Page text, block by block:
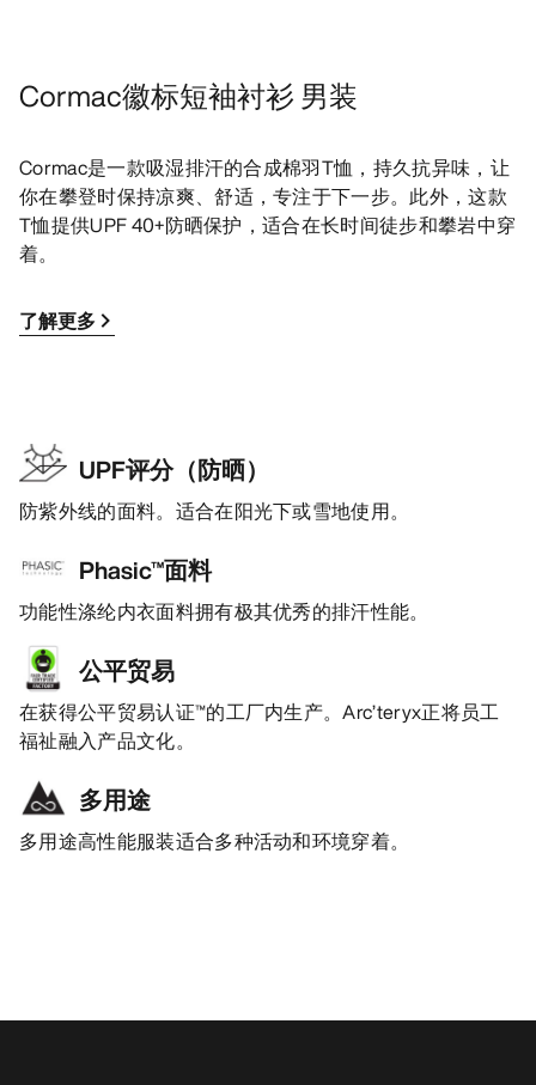
Cormac徽标短袖衬衫 男装
Cormac是一款吸湿排汗的合成棉羽T恤，持久抗异味，让
你在攀登时保持凉爽、舒适，专注于下一步。此外，这款
T恤提供UPF 40+防晒保护，适合在长时间徒步和攀岩中穿
着。
了解更多
UPF评分（防晒）
防紫外线的面料。适合在阳光下或雪地使用。
Phasic™面料
功能性涤纶内衣面料拥有极其优秀的排汗性能。
公平贸易
在获得公平贸易认证™的工厂内生产。Arc’teryx正将员工
福祉融入产品文化。
多用途
多用途高性能服装适合多种活动和环境穿着。